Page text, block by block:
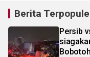
Berita
Persib
Bobotoh